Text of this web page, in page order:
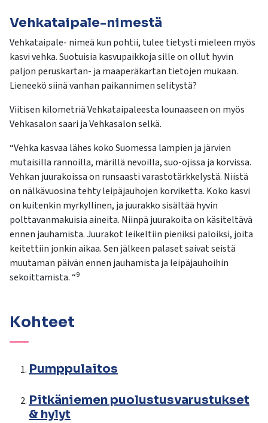
Vehkataipale-nimestä
Vehkataipale- nimeä kun pohtii, tulee tietysti mieleen myös
kasvi vehka. Suotuisia kasvupaikkoja sille on ollut hyvin
paljon peruskartan- ja maaperäkartan tietojen mukaan.
Lieneekö siinä vanhan paikannimen selitystä?
Viitisen kilometriä Vehkataipaleesta lounaaseen on myös
Vehkasalon saari ja Vehkasalon selkä.
“Vehka kasvaa lähes koko Suomessa lampien ja järvien
mutaisilla rannoilla, märillä nevoilla, suo-ojissa ja korvissa.
Vehkan juurakoissa on runsaasti varastotärkkelystä. Niistä
on nälkävuosina tehty leipäjauhojen korviketta. Koko kasvi
on kuitenkin myrkyllinen, ja juurakko sisältää hyvin
polttavanmakuisia aineita. Niinpä juurakoita on käsiteltävä
ennen jauhamista. Juurakot leikeltiin pieniksi paloiksi, joita
keitettiin jonkin aikaa. Sen jälkeen palaset saivat seistä
muutaman päivän ennen jauhamista ja leipäjauhoihin
sekoittamista. “9
Kohteet
Pumppulaitos
Pitkäniemen puolustusvarustukset
& hylyt